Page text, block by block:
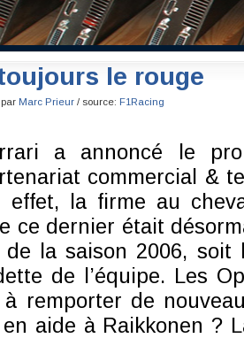
le rouge
Marc Prieur / source: F1Racing
a annoncé le
commercial &
effet, la firme au
ce dernier était
de la saison 2006, soit
de l’équipe. Les
à remporter de
aide à Raikkonen ?